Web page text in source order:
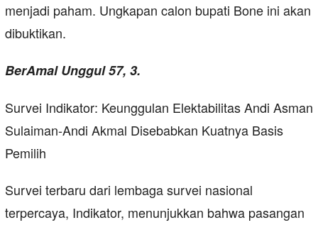
menjadi paham. Ungkapan calon bupati Bone ini akan
dibuktikan.
BerAmal Unggul 57, 3.
Survei Indikator: Keunggulan Elektabilitas Andi Asman
Sulaiman-Andi Akmal Disebabkan Kuatnya Basis
Pemilih
Survei terbaru dari lembaga survei nasional
terpercaya, Indikator, menunjukkan bahwa pasangan